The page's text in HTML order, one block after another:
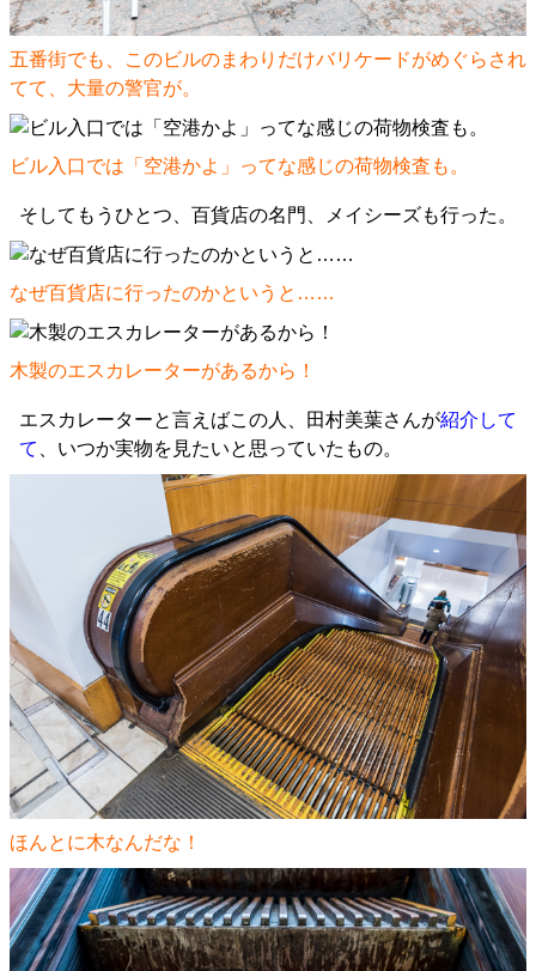
五番街でも、このビルのまわりだけバリケードがめぐらされ
てて、大量の警官が。
ビル入口では「空港かよ」ってな感じの荷物検査も。
そしてもうひとつ、百貨店の名門、メイシーズも行った。
なぜ百貨店に行ったのかというと……
木製のエスカレーターがあるから！
エスカレーターと言えばこの人、田村美葉さんが紹介して
て
、いつか実物を見たいと思っていたもの。
ほんとに木なんだな！